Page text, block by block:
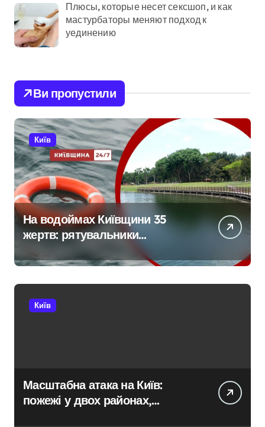
Плюсы, которые несет сексшоп, и как
мастурбаторы меняют подход к
уединению
Ви пропустили
Київ
На водоймах Київщини 35
жертв: рятувальники
тривожаться через зростання
трагедій
Київ
Масштабна атака на Київ:
пожежі у двох районах,